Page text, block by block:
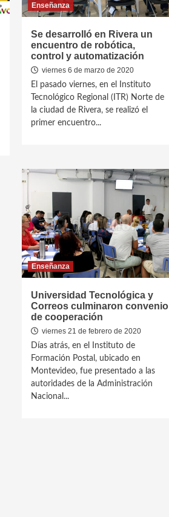
Enseñanza
Se desarrolló en Rivera un
encuentro de robótica,
control y automatización
viernes 6 de marzo de 2020
El pasado viernes, en el Instituto
Tecnológico Regional (ITR) Norte de
la ciudad de Rivera, se realizó el
primer encuentro...
Enseñanza
Universidad Tecnológica y
Correos culminaron convenio
de cooperación
viernes 21 de febrero de 2020
Días atrás, en el Instituto de
Formación Postal, ubicado en
Montevideo, fue presentado a las
autoridades de la Administración
Nacional...